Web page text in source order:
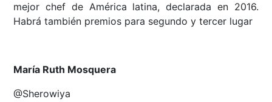
mejor chef de América latina, declarada en 2016.
Habrá también premios para segundo y tercer lugar
María Ruth Mosquera
@Sherowiya